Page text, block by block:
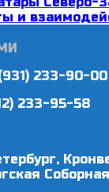
и
233-90-00
233-95-58